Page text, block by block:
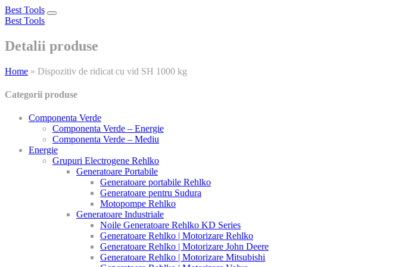
Best Tools
Toggle
Best Tools
Detalii produse
Home » Dispozitiv de ridicat cu vid SH 1000 kg
Categorii produse
Componenta Verde
Componenta Verde – Energie
Componenta Verde – Mediu
Energie
Grupuri Electrogene Rehlko
Generatoare Portabile
Generatoare portabile Rehlko
Generatoare pentru Sudura
Motopompe Rehlko
Generatoare Industriale
Noile Generatoare Rehlko KD Series
Generatoare Rehlko | Motorizare Rehlko
Generatoare Rehlko | Motorizare John Deere
Generatoare Rehlko | Motorizare Mitsubishi